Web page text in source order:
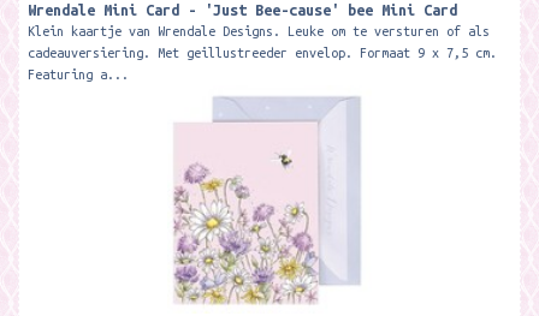
Wrendale Mini Card - 'Just Bee-cause' bee Mini Card
Klein kaartje van Wrendale Designs. Leuke om te versturen of als
cadeauversiering. Met geillustreeder envelop. Formaat 9 x 7,5 cm.
Featuring a...